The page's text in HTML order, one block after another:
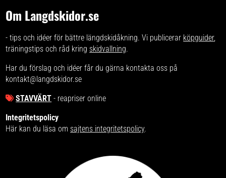
Om Langdskidor.se
- tips och idéer för bättre längdskidåkning. Vi publicerar köpguider,
träningstips och råd kring skidvallning.
Har du förslag och idéer får du gärna kontakta oss på
kontakt@langdskidor.se
STAVVÄRT - reapriser online
Integritetspolicy
Här kan du läsa om sajtens integritetspolicy.